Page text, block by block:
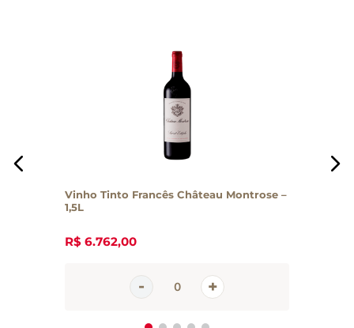
Vinho Tinto Francês Château Montrose –
1,5L
R$ 6.762,00